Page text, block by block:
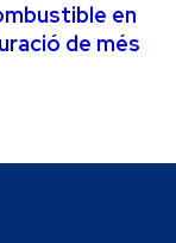
en
de més